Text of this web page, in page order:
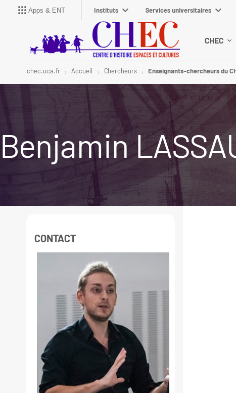
Apps & ENT Instituts Services universitaires
CHEC
chec.uca.fr Accueil Chercheurs Enseignants-chercheurs du
Benjamin
CONTACT